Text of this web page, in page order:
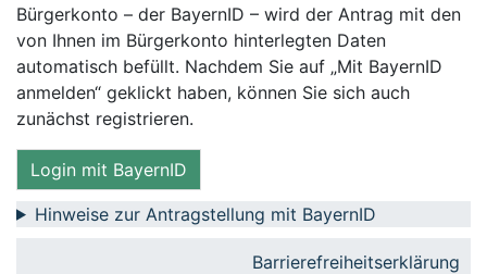
Bürgerkonto – der BayernID – wird der Antrag mit den
von Ihnen im Bürgerkonto hinterlegten Daten
automatisch befüllt. Nachdem Sie auf „Mit BayernID
anmelden“ geklickt haben, können Sie sich auch
zunächst registrieren.
Login mit BayernID
Hinweise zur Antragstellung mit BayernID
Barrierefreiheitserklärung